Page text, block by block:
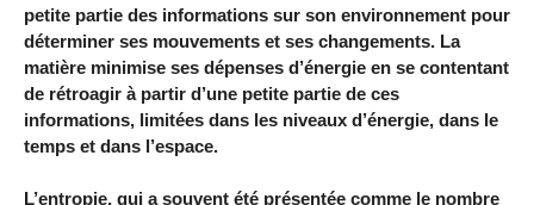
petite partie des informations sur son environnement pour
déterminer ses mouvements et ses changements. La
matière minimise ses dépenses d’énergie en se contentant
de rétroagir à partir d’une petite partie de ces
informations, limitées dans les niveaux d’énergie, dans le
temps et dans l’espace.
L’entropie, qui a souvent été présentée comme le nombre